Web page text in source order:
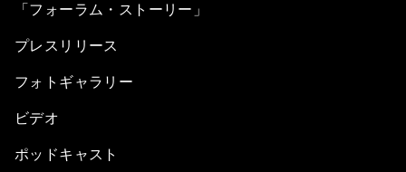
「フォーラム・ストーリー」
プレスリリース
フォトギャラリー
ビデオ
ポッドキャスト